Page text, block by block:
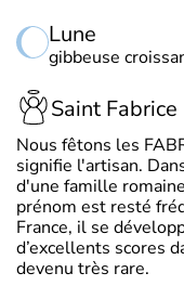
Lune
gibbeuse
Saint Fabrice
Nous fêtons les
signifie l'artisan.
d'une famille
prénom est resté
France, il se
d’excellents scores
devenu très rare.